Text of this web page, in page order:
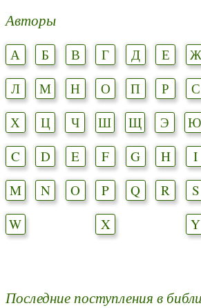
Авторы
А Б В Г Д Е Ж
Л
М Н О П Р С
Х
Ц Ч Ш Щ Э Ю
C
D E F G H I
M
N O P Q R S
W
X Y
Последние поступления в